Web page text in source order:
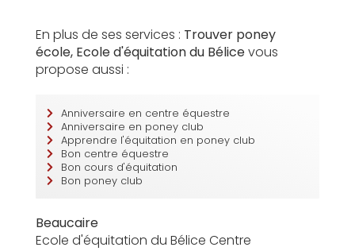
En plus de ses services : Trouver poney
école, Ecole d'équitation du Bélicevous
propose aussi :
Anniversaire en centre équestre
Anniversaire en poney club
Apprendre l'équitation en poney club
Bon centre équestre
Bon cours d'équitation
Bon poney club
Beaucaire
Ecole d'équitation du Bélice Centre